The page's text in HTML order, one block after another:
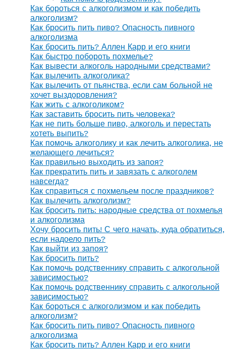
Как бороться с алкоголизмом и как победить
алкоголизм?
Как бросить пить пиво? Опасность пивного
алкоголизма
Как бросить пить? Аллен Карр и его книги
Как быстро побороть похмелье?
Как вывести алкоголь народными средствами?
Как вылечить алкоголика?
Как вылечить от пьянства, если сам больной не
хочет выздоровления?
Как жить с алкоголиком?
Как заставить бросить пить человека?
Как не пить больше пиво, алкоголь и перестать
хотеть выпить?
Как помочь алкоголику и как лечить алкоголика, не
желающего лечиться?
Как правильно выходить из запоя?
Как прекратить пить и завязать с алкоголем
навсегда?
Как справиться с похмельем после праздников?
Как вылечить алкоголизм?
Как бросить пить: народные средства от похмелья
и алкоголизма
Хочу бросить пить! С чего начать, куда обратиться,
если надоело пить?
Как выйти из запоя?
Как бросить пить?
Как помочь родственнику справить с алкогольной
зависимостью?
Как помочь родственнику справить с алкогольной
зависимостью?
Как бороться с алкоголизмом и как победить
алкоголизм?
Как бросить пить пиво? Опасность пивного
алкоголизма
Как бросить пить? Аллен Карр и его книги